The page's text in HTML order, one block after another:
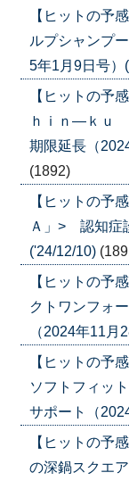
【ヒットの予
ルプシャンプ
5年1月9日号）
【ヒットの予
ｈｉｎ―ｋｕ
期限延長（
(1892)
【ヒットの
Ａ」> 認知症
('24/12/10)
【ヒットの予
クトワンフォ
（2024年11月
【ヒットの予
ソフトフィッ
サポート（
【ヒットの予
の深鍋スクエ